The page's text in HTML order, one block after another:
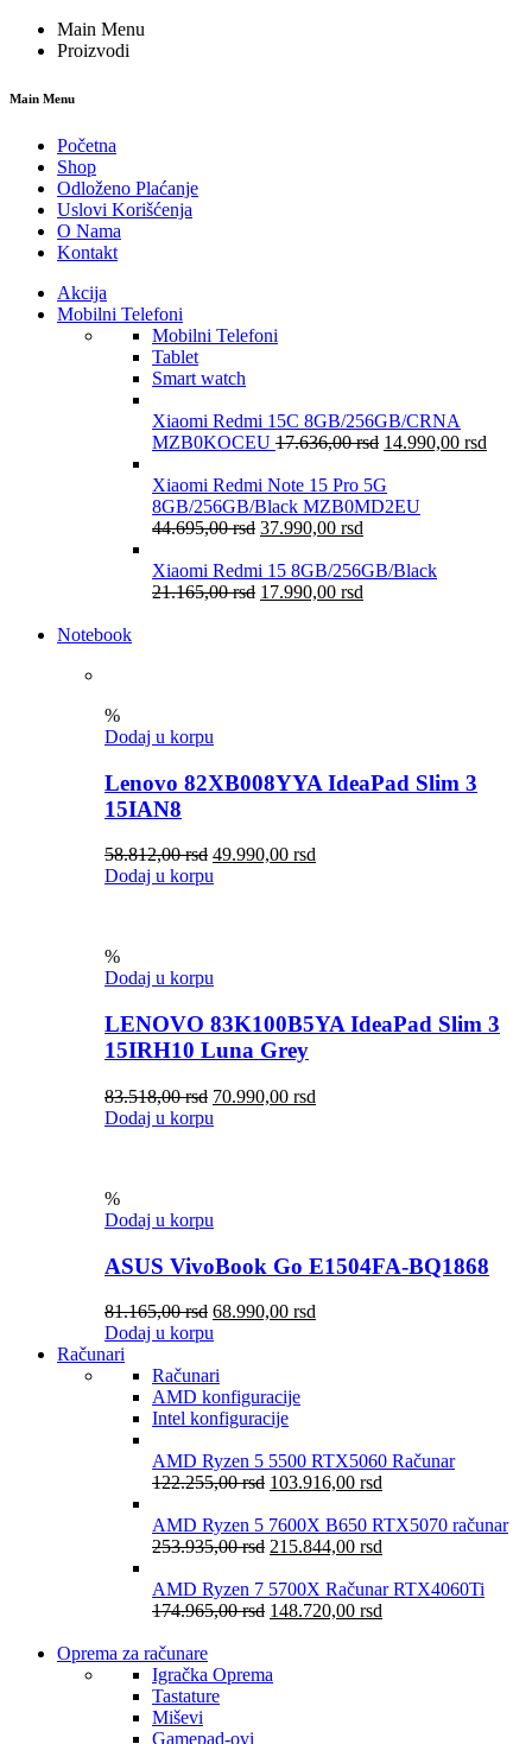
Main Menu
Proizvodi
Main Menu
Početna
Shop
Odloženo Plaćanje
Uslovi Korišćenja
O Nama
Kontakt
Akcija
Mobilni Telefoni
Mobilni Telefoni
Tablet
Smart watch
Xiaomi Redmi 15C 8GB/256GB/CRNA
MZB0KOCEU 17.636,00rsd 14.990,00 rsd
Xiaomi Redmi Note 15 Pro 5G
8GB/256GB/Black MZB0MD2EU
44.695,00rsd 37.990,00 rsd
Xiaomi Redmi 15 8GB/256GB/Black
21.165,00rsd 17.990,00 rsd
Notebook
%
Dodaj u korpu
Lenovo 82XB008YYA IdeaPad Slim 3
15IAN8
58.812,00rsd 49.990,00 rsd
Dodaj u korpu
%
Dodaj u korpu
LENOVO 83K100B5YA IdeaPad Slim 3
15IRH10 Luna Grey
83.518,00rsd 70.990,00 rsd
Dodaj u korpu
%
Dodaj u korpu
ASUS VivoBook Go E1504FA-BQ1868
81.165,00rsd 68.990,00 rsd
Dodaj u korpu
Računari
Računari
AMD konfiguracije
Intel konfiguracije
AMD Ryzen 5 5500 RTX5060 Računar
122.255,00rsd 103.916,00 rsd
AMD Ryzen 5 7600X B650 RTX5070 računar
253.935,00rsd 215.844,00 rsd
AMD Ryzen 7 5700X Računar RTX4060Ti
174.965,00rsd 148.720,00 rsd
Oprema za računare
Igračka Oprema
Tastature
Miševi
Gamepad-ovi